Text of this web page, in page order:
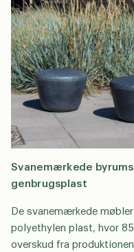
Svanemærkede
genbrugsplast
De svanemærkede
polyethylen plast, hvor
overskud fra